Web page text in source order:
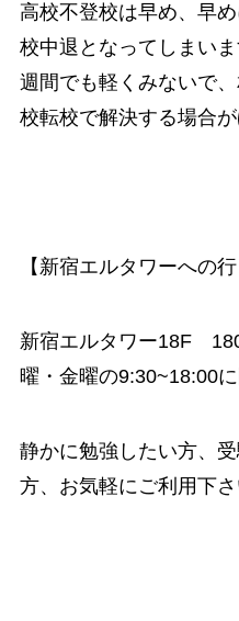
高校不登校は早め、早
校中退となってしまい
週間でも軽くみないで
校転校で解決する場合が
【新宿エルタワーへの
新宿エルタワー18F
曜・金曜の9:30~18:00に
静かに勉強したい方、
方、お気軽にご利用下さ